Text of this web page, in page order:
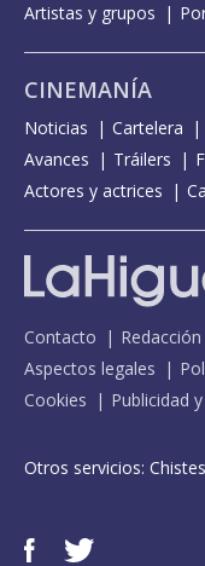
Artistas y grupos
CINEMANÍA
Noticias Cartelera
Avances
Tráilers
Actores y actrices
Contacto Redacción
Aspectos legales
Cookies
Publicidad
Otros servicios: Chistes